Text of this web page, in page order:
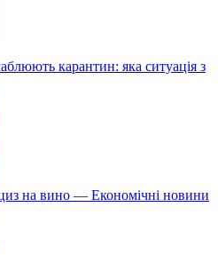
карантин: яка ситуація з
на вино — Економічні новини